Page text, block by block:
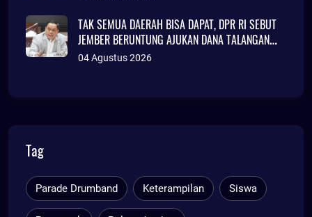
TAK SEMUA DAERAH BISA DAPAT, DPR RI SEBUT
JEMBER BERUNTUNG AJUKAN DANA TALANGAN
Rp786 MILIAR
04 Agustus 2026
Tag
Parade Drumband Keterampilan Siswa